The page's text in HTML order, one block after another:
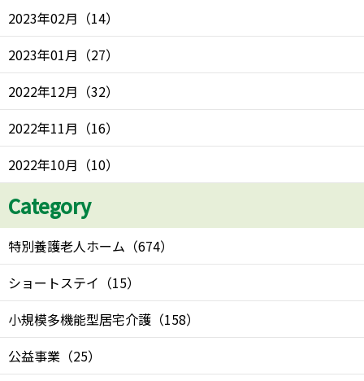
2023年02月 （14）
2023年01月 （27）
2022年12月 （32）
2022年11月 （16）
2022年10月 （10）
Category
特別養護老人ホーム （674）
ショートステイ （15）
小規模多機能型居宅介護 （158）
公益事業 （25）